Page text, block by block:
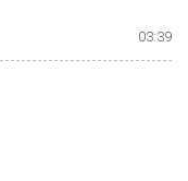
03:39